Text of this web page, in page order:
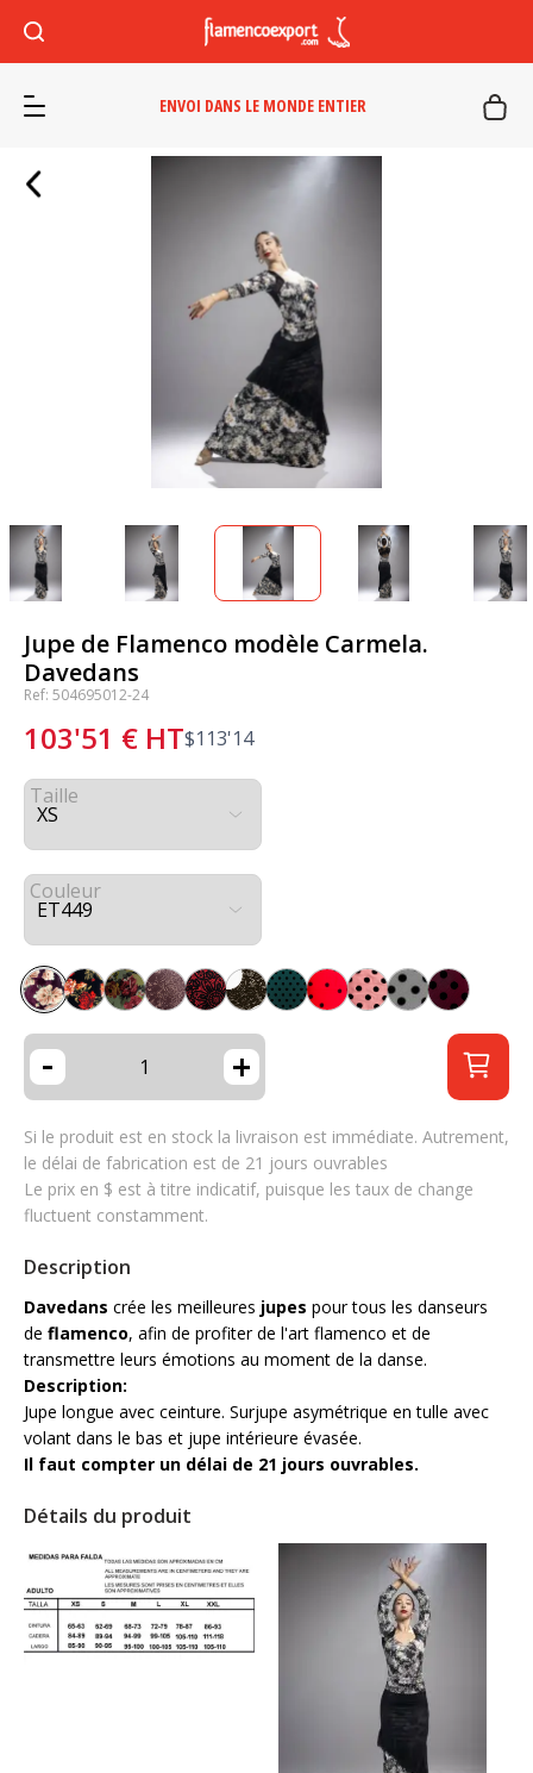
ENVOI DANS LE MONDE ENTIER
Jupe de Flamenco modèle Carmela.
Davedans
Ref: 504695012-24
103'51 € HT$113'14
Taille
Couleur
- +
Si le produit est en stock la livraison est immédiate. Autrement,
le délai de fabrication est de 21 jours ouvrables
Le prix en $ est à titre indicatif, puisque les taux de change
fluctuent constamment.
Description
Davedans crée les meilleures jupes pour tous les danseurs
de flamenco, afin de profiter de l'art flamenco et de
transmettre leurs émotions au moment de la danse.
Description:
Jupe longue avec ceinture. Surjupe asymétrique en tulle avec
volant dans le bas et jupe intérieure évasée.
Il faut compter un délai de 21 jours ouvrables.
Détails du produit